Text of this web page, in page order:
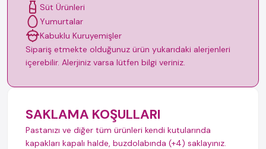
Süt Ürünleri
Yumurtalar
Kabuklu Kuruyemişler
Sipariş etmekte olduğunuz ürün yukarıdaki alerjenleri
içerebilir. Alerjiniz varsa lütfen bilgi veriniz.
SAKLAMA KOŞULLARI
Pastanızı ve diğer tüm ürünleri kendi kutularında
kapakları kapalı halde, buzdolabında (+4) saklayınız.